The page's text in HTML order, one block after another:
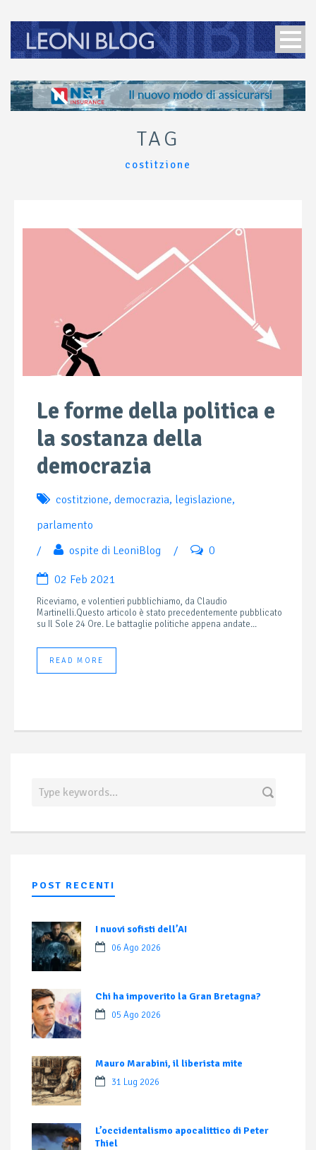
TAG
costitzione
Le forme della politica e
la sostanza della
democrazia
costitzione, democrazia, legislazione,
parlamento
/
ospite di LeoniBlog / 0
02 Feb 2021
Riceviamo, e volentieri pubblichiamo, da Claudio
Martinelli.Questo articolo è stato precedentemente pubblicato
su Il Sole 24 Ore. Le battaglie politiche appena andate...
READ MORE
POST RECENTI
I nuovi sofisti dell’AI
06 Ago 2026
Chi ha impoverito la Gran Bretagna?
05 Ago 2026
Mauro Marabini, il liberista mite
31 Lug 2026
L’occidentalismo apocalittico di Peter
Thiel